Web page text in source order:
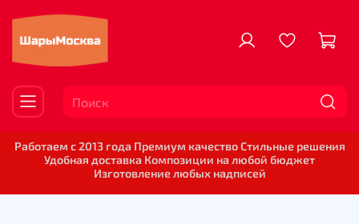
Работаем с 2013 года Премиум качество Стильные решения
Удобная доставка Композиции на любой бюджет
Изготовление любых надписей